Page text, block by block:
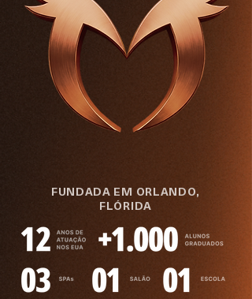
FUNDADA EM ORLANDO,
FLÓRIDA